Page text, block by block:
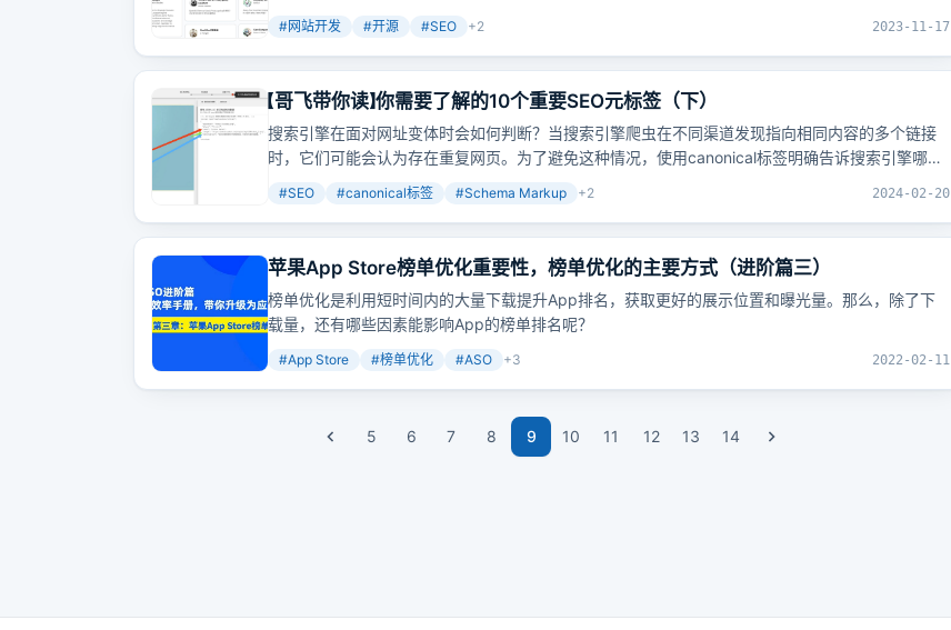
现你的项目想法？
#网站开发 #开源 #SEO +2 2023-11-17
【哥飞带你读】你需要了解的10个重要SEO元标签（下）
搜索引擎在面对网址变体时会如何判断？当搜索引擎爬虫在不同渠道发现指向相同内容的多个链接
时，它们可能会认为存在重复网页。为了避免这种情况，使用canonical标签明确告诉搜索引擎哪个
是规范网址，从而避免内容重复问题，确保所有外部链接的权重都汇聚到一个规范网址上，提升网
#SEO #canonical标签 #Schema Markup +2 2024-02-20
苹果App Store榜单优化重要性，榜单优化的主要方式（进阶篇三）
榜单优化是利用短时间内的大量下载提升App排名，获取更好的展示位置和曝光量。那么，除了下
载量，还有哪些因素能影响App的榜单排名呢？
#App Store #榜单优化 #ASO +3 2022-02-11
5 6 7 8 9 10 11 12 13 14